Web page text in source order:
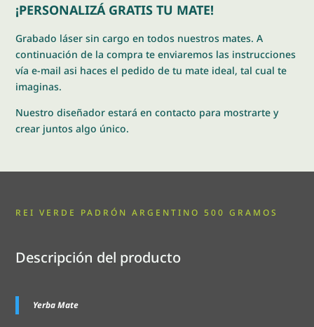
500
cantidad
¡PERSONALIZÁ GRATIS TU MATE!
Grabado láser sin cargo en todos nuestros mates. A
continuación de la compra te enviaremos las instrucciones
vía e-mail asi haces el pedido de tu mate ideal, tal cual te
imaginas.
Nuestro diseñador estará en contacto para mostrarte y
crear juntos algo único.
REI VERDE PADRÓN ARGENTINO 500 GRAMOS
Descripción del producto
Yerba Mate